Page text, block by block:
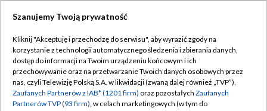
TVP
Abonament TVP
Emisja w TVP
Regulamin TVP
Polityka prywatności
Szanujemy Twoją prywatność
Kliknij "Akceptuję i przechodzę do serwisu", aby wyrazić zgody na
korzystanie z technologii automatycznego śledzenia i zbierania danych,
dostęp do informacji na Twoim urządzeniu końcowym i ich
przechowywanie oraz na przetwarzanie Twoich danych osobowych przez
nas, czyli Telewizję Polską S.A. w likwidacji (zwaną dalej również „TVP”),
Zaufanych Partnerów z IAB* (1201 firm) oraz pozostałych Zaufanych
Partnerów TVP (93 firm), w celach marketingowych (w tym do